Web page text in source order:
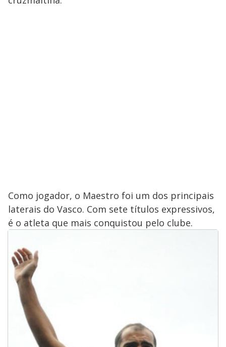
Como jogador, o Maestro foi um dos principais
laterais do Vasco. Com sete títulos expressivos,
é o atleta que mais conquistou pelo clube.